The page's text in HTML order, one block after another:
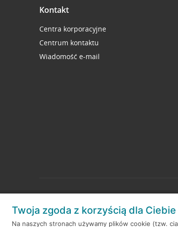
Kontakt
Centra korporacyjne
Centrum kontaktu
Wiadomość e-mail
© 2026 Credit Agricole Bank Polska S.A. Wszelkie
Twoja zgoda z korzyścią dla Ciebie
Na naszych stronach używamy plików cookie (tzw.